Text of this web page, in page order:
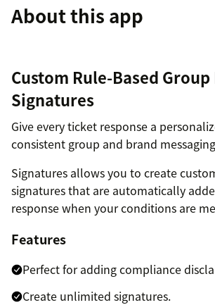
About this app
Custom Rule-Based
Signatures
Give every ticket response a
consistent group and brand
Signatures allows you to create
signatures that are automatically
response when your conditions are
Features
Perfect for adding compliance
Create unlimited signatures.